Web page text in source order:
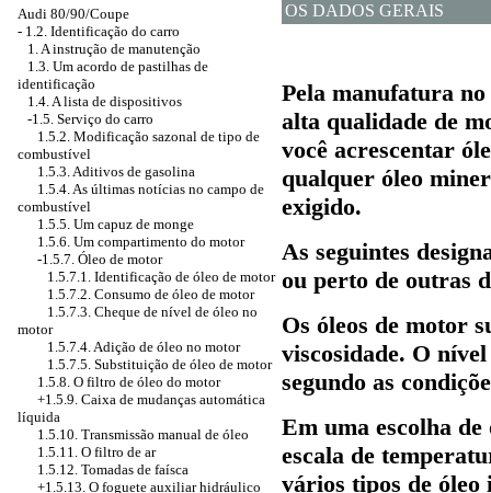
Audi 80/90/Coupe
- 1.2. Identificação do carro
1. A instrução de manutenção
1.3. Um acordo de pastilhas de
identificação
1.4. A lista de dispositivos
-1.5. Serviço do carro
1.5.2. Modificação sazonal de tipo de
combustível
1.5.3. Aditivos de gasolina
1.5.4. As últimas notícias no campo de
combustível
1.5.5. Um capuz de monge
1.5.6. Um compartimento do motor
-1.5.7. Óleo de motor
1.5.7.1. Identificação de óleo de motor
1.5.7.2. Consumo de óleo de motor
1.5.7.3. Cheque de nível de óleo no
motor
1.5.7.4. Adição de óleo no motor
1.5.7.5. Substituição de óleo de motor
1.5.8. O filtro de óleo do motor
+1.5.9. Caixa de mudanças automática
líquida
1.5.10. Transmissão manual de óleo
1.5.11. O filtro de ar
1.5.12. Tomadas de faísca
+1.5.13. O foguete auxiliar hidráulico
OS DADOS GERAIS
Pela manufatura
alta qualidade de
você acrescentar
qualquer óleo
exigido.
As seguintes
ou perto de outras
Os óleos de motor
viscosidade. O
segundo as
Em uma escolha
escala de
vários tipos de óleo